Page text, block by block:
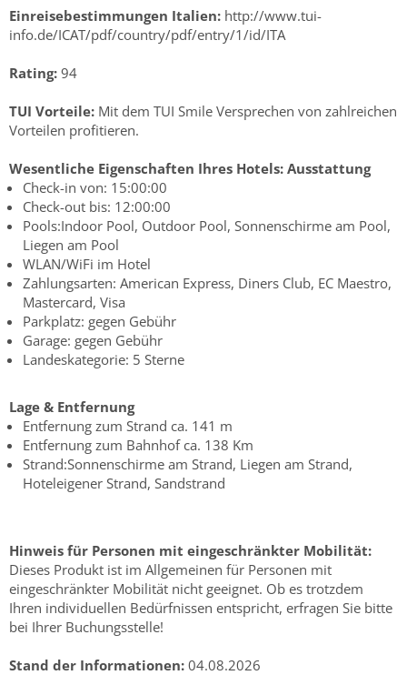
Einreisebestimmungen Italien: http://www.tui-
info.de/ICAT/pdf/country/pdf/entry/1/id/ITA
Rating: 94
TUI Vorteile: Mit dem TUI Smile Versprechen von zahlreichen
Vorteilen profitieren.
Wesentliche Eigenschaften Ihres Hotels: Ausstattung
Check-in von: 15:00:00
Check-out bis: 12:00:00
Pools:Indoor Pool, Outdoor Pool, Sonnenschirme am Pool,
Liegen am Pool
WLAN/WiFi im Hotel
Zahlungsarten: American Express, Diners Club, EC Maestro,
Mastercard, Visa
Parkplatz: gegen Gebühr
Garage: gegen Gebühr
Landeskategorie: 5 Sterne
Lage & Entfernung
Entfernung zum Strand ca. 141 m
Entfernung zum Bahnhof ca. 138 Km
Strand:Sonnenschirme am Strand, Liegen am Strand,
Hoteleigener Strand, Sandstrand
Hinweis für Personen mit eingeschränkter Mobilität:
Dieses Produkt ist im Allgemeinen für Personen mit
eingeschränkter Mobilität nicht geeignet. Ob es trotzdem
Ihren individuellen Bedürfnissen entspricht, erfragen Sie bitte
bei Ihrer Buchungsstelle!
Stand der Informationen: 04.08.2026